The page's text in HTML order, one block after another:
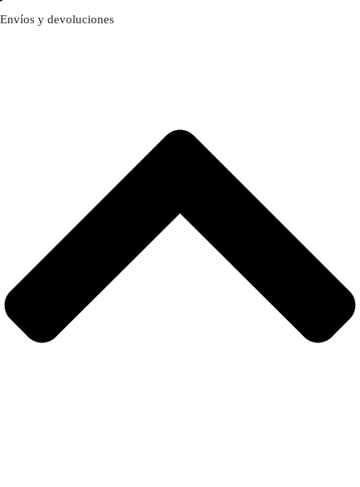
Envíos y devoluciones